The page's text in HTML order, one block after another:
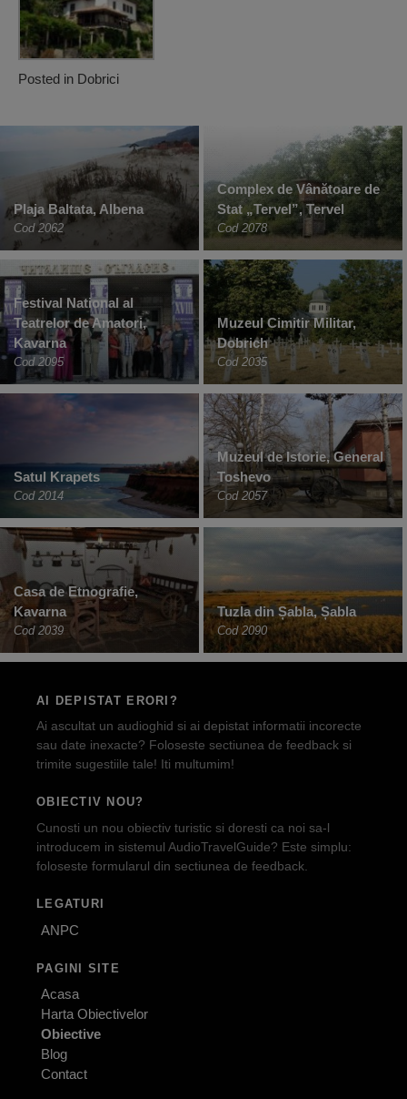
Posted in Dobrici
Plaja Baltata, Albena
Cod 2062
Complex de Vânătoare de
Stat „Tervel”, Tervel
Cod 2078
Festival National al
Teatrelor de Amatori,
Kavarna
Cod 2095
Muzeul Cimitir Militar,
Dobrich
Cod 2035
Satul Krapets
Cod 2014
Muzeul de Istorie, General
Toshevo
Cod 2057
Casa de Etnografie,
Kavarna
Cod 2039
Tuzla din Șabla, Șabla
Cod 2090
AI DEPISTAT ERORI?
Ai ascultat un audioghid si ai depistat informatii incorecte
sau date inexacte? Foloseste sectiunea de feedback si
trimite sugestiile tale! Iti multumim!
OBIECTIV NOU?
Cunosti un nou obiectiv turistic si doresti ca noi sa-l
introducem in sistemul AudioTravelGuide? Este simplu:
foloseste formularul din sectiunea de feedback.
LEGATURI
ANPC
PAGINI SITE
Acasa
Harta Obiectivelor
Obiective
Blog
Contact